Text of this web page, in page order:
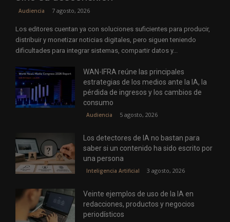
Audiencia 7 agosto, 2026
Los editores cuentan ya con soluciones suficientes para producir,
distribuir y monetizar noticias digitales, pero siguen teniendo
dificultades para integrar sistemas, compartir datos y...
WAN-IFRA reúne las principales
estrategias de los medios ante la IA, la
pérdida de ingresos y los cambios de
consumo
Audiencia 5 agosto, 2026
Los detectores de IA no bastan para
saber si un contenido ha sido escrito por
una persona
Inteligencia Artificial 3 agosto, 2026
Veinte ejemplos de uso de la IA en
redacciones, productos y negocios
periodísticos